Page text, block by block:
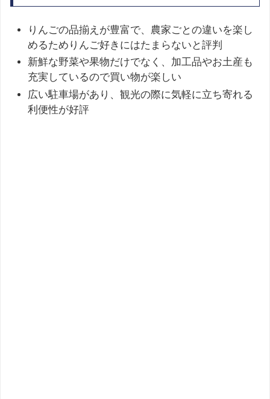
りんごの品揃えが豊富で、農家ごとの違いを楽し
めるためりんご好きにはたまらないと評判
新鮮な野菜や果物だけでなく、加工品やお土産も
充実しているので買い物が楽しい
広い駐車場があり、観光の際に気軽に立ち寄れる
利便性が好評